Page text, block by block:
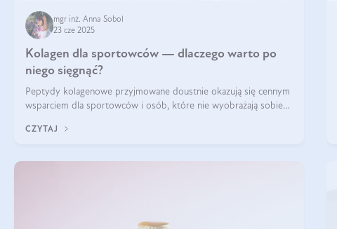
mgr inż. Anna Sobol
23 cze 2025
Kolagen dla sportowców — dlaczego warto po
niego sięgnąć?
Peptydy kolagenowe przyjmowane doustnie okazują się cennym
wsparciem dla sportowców i osób, które nie wyobrażają sobie
CZYTAJ